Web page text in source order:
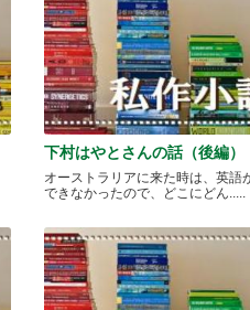
下村はやとさんの話（後編）
オーストラリアに来た時は、英語
できなかったので、どこにどん.....